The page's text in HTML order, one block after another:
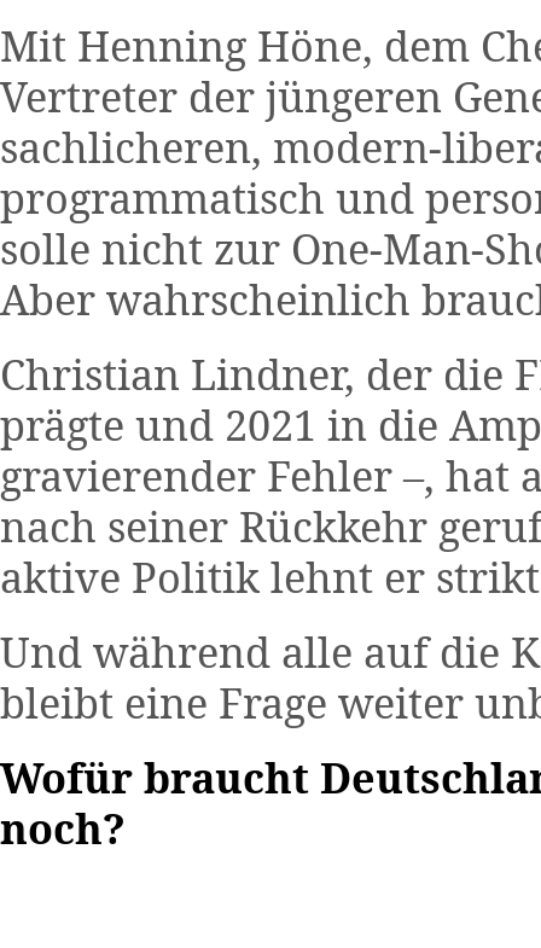
Mit Henning Höne, dem
Vertreter der jüngeren
sachlicheren, modern-
programmatisch und
solle nicht zur One-Man-
Aber wahrscheinlich
Christian Lindner, der die
prägte und 2021 in die
gravierender Fehler –, hat
nach seiner Rückkehr
aktive Politik lehnt er
Und während alle auf die
bleibt eine Frage weiter
Wofür braucht
noch?